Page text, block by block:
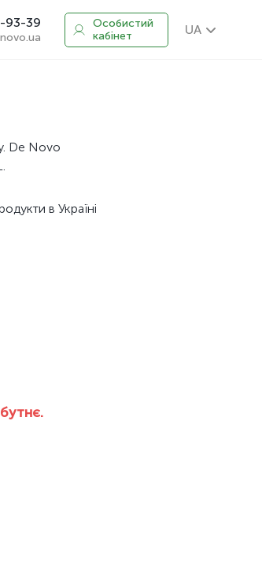
93-39
Особистий
кабінет
UA
De Novo
в Україні